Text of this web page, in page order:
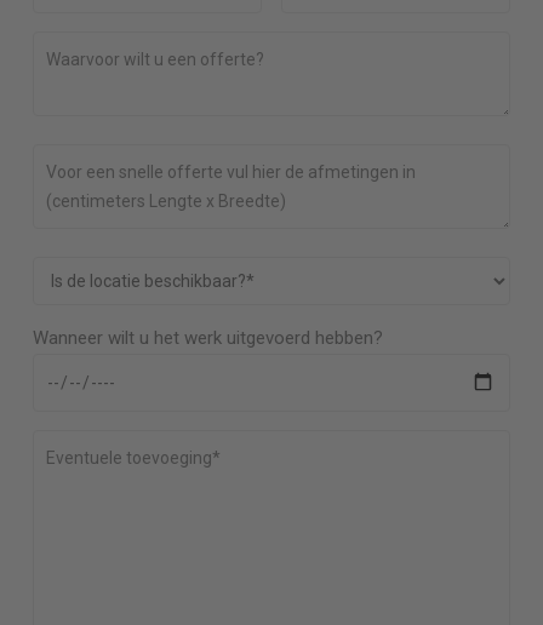
Wanneer wilt u het werk uitgevoerd hebben?